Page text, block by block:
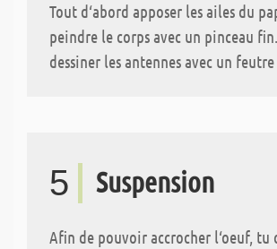
Tout d‘abord apposer les ailes du
peindre le corps avec un pinceau
dessiner les antennes avec un
5 Suspension
Afin de pouvoir accrocher l‘oeuf, tu